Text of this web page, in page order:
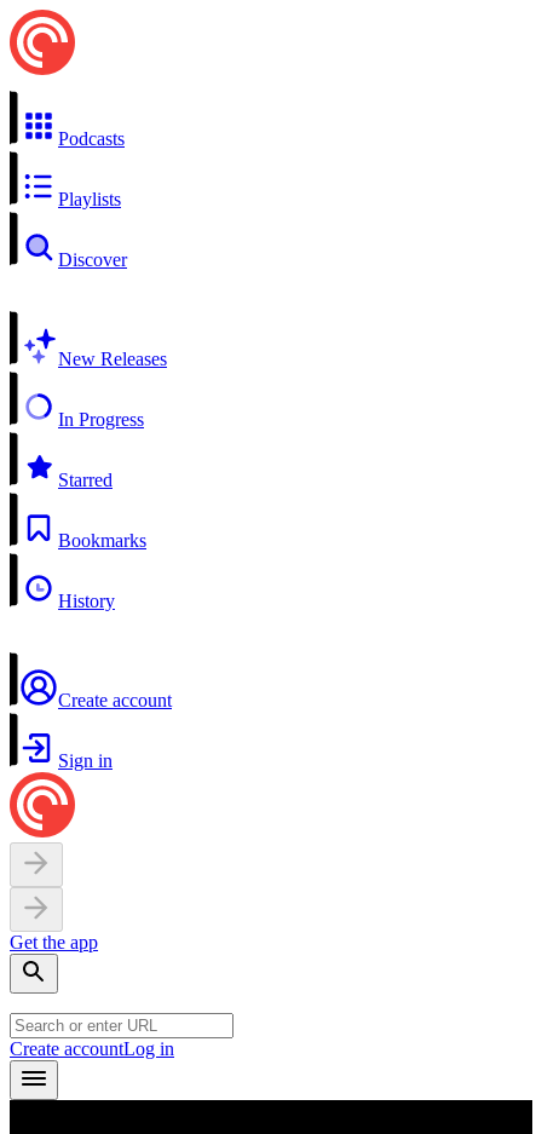
Podcasts
Playlists
Discover
New Releases
In Progress
Starred
Bookmarks
History
Create account
Sign in
Get the app
Create accountLog in